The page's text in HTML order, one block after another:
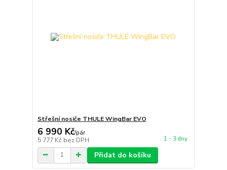
Střešní nosiče THULE WingBar EVO
6 990 Kč/pár
5 777 Kč bez DPH 1 - 3 dny
Přidat do košíku